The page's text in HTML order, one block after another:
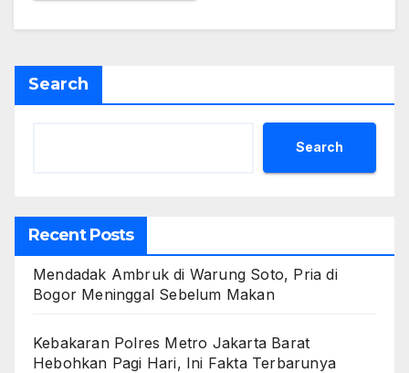
Search
Search
Recent Posts
Mendadak Ambruk di Warung Soto, Pria di
Bogor Meninggal Sebelum Makan
Kebakaran Polres Metro Jakarta Barat
Hebohkan Pagi Hari, Ini Fakta Terbarunya